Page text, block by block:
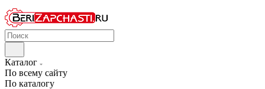
Каталог
По всему сайту
По каталогу